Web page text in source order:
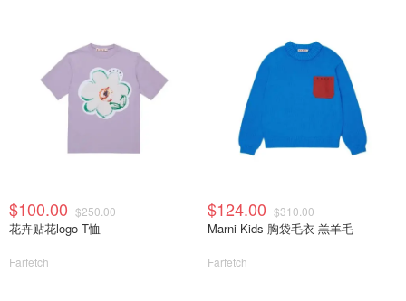
$100.00 $250.00
花卉贴花logo T恤
Farfetch
$124.00 $310.00
Marni Kids 胸袋毛衣 羔羊毛
Farfetch